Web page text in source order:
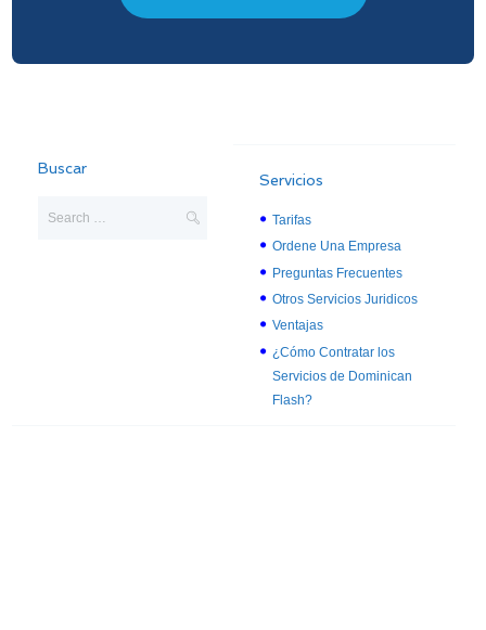
Buscar
Servicios
Tarifas
Ordene Una Empresa
Preguntas Frecuentes
Otros Servicios Juridicos
Ventajas
¿Cómo Contratar los
Servicios de Dominican
Flash?